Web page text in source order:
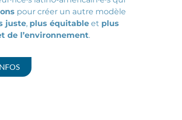
pour créer un autre modèle
juste, plus équitable et plus
de l’environnement.